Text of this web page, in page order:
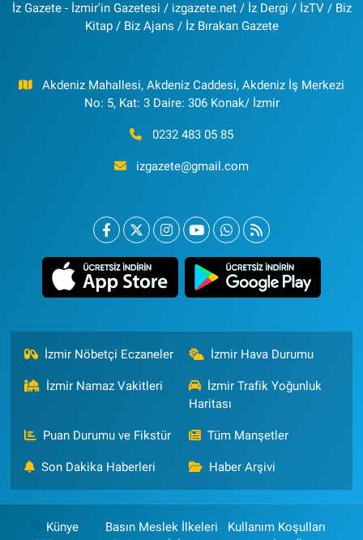
İz Gazete - İzmir'in Gazetesi / izgazete.net / İz Dergi / İzTV / Biz
Kitap / Biz Ajans / İz Bırakan Gazete
Akdeniz Mahallesi, Akdeniz Caddesi, Akdeniz İş Merkezi
No: 5, Kat: 3 Daire: 306 Konak/ İzmir
0232 483 05 85
izgazete@gmail.com
İzmir Nöbetçi Eczaneler İzmir Hava Durumu
İzmir Namaz Vakitleri
İzmir Trafik Yoğunluk
Haritası
Puan Durumu ve Fikstür Tüm Manşetler
Son Dakika Haberleri Haber Arşivi
Künye Basın Meslek İlkeleri
Kullanım Koşulları